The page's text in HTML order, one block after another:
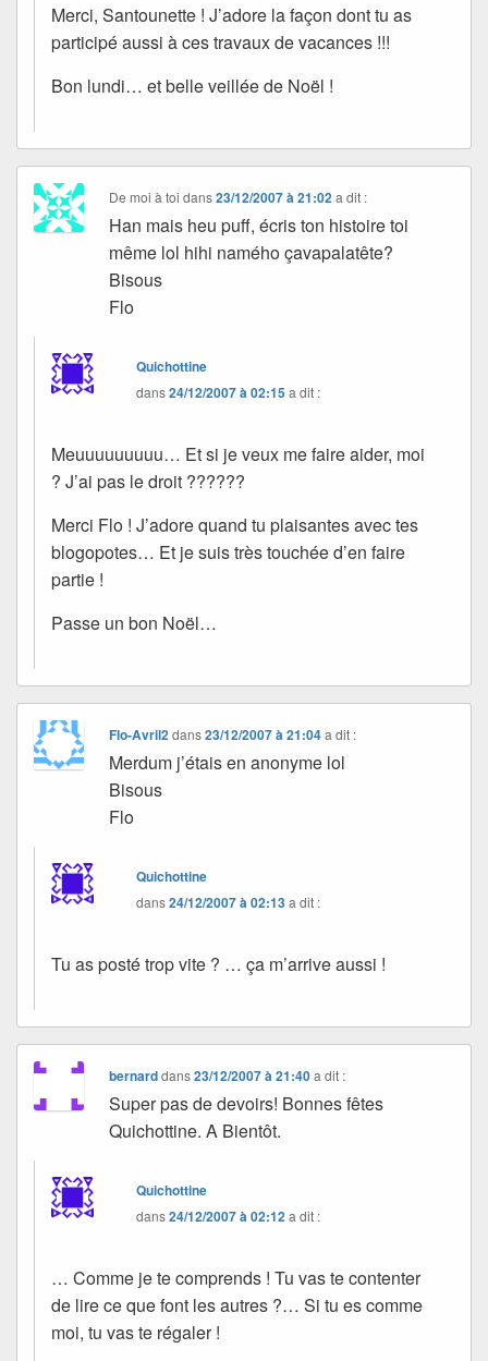
Merci, Santounette ! J’adore la façon dont tu as
participé aussi à ces travaux de vacances !!!
Bon lundi… et belle veillée de Noël !
De moi à toi dans23/12/2007 à 21:02 a dit :
Han mais heu puff, écris ton histoire toi
même lol hihi namého çavapalatête?
Bisous
Flo
Quichottine
dans24/12/2007 à 02:15a dit :
Meuuuuuuuuu… Et si je veux me faire aider, moi
? J’ai pas le droit ??????
Merci Flo ! J’adore quand tu plaisantes avec tes
blogopotes… Et je suis très touchée d’en faire
partie !
Passe un bon Noël…
Flo-Avril2 dans23/12/2007 à 21:04 a dit :
Merdum j’étais en anonyme lol
Bisous
Flo
Quichottine
dans24/12/2007 à 02:13a dit :
Tu as posté trop vite ? … ça m’arrive aussi !
bernarddans23/12/2007 à 21:40 a dit :
Super pas de devoirs! Bonnes fêtes
Quichottine. A Bientôt.
Quichottine
dans24/12/2007 à 02:12 a dit :
… Comme je te comprends ! Tu vas te contenter
de lire ce que font les autres ?… Si tu es comme
moi, tu vas te régaler !